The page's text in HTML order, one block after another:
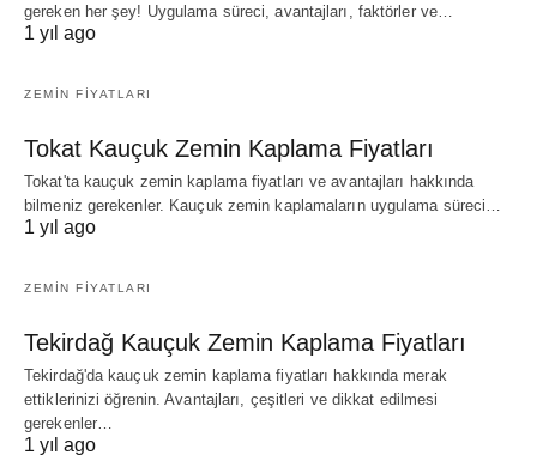
gereken her şey! Uygulama süreci, avantajları, faktörler ve…
1 yıl ago
ZEMIN FIYATLARI
Tokat Kauçuk Zemin Kaplama Fiyatları
Tokat'ta kauçuk zemin kaplama fiyatları ve avantajları hakkında
bilmeniz gerekenler. Kauçuk zemin kaplamaların uygulama süreci…
1 yıl ago
ZEMIN FIYATLARI
Tekirdağ Kauçuk Zemin Kaplama Fiyatları
Tekirdağ'da kauçuk zemin kaplama fiyatları hakkında merak
ettiklerinizi öğrenin. Avantajları, çeşitleri ve dikkat edilmesi
gerekenler…
1 yıl ago